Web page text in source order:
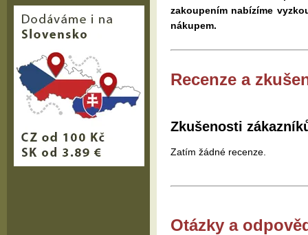
zakoupením nabízíme
nákupem.
Recenze a
Zkušenosti
Zatím žádné recenze.
Otázky a